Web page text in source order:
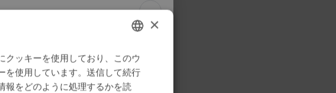
Permobilガイド
しください
ENGLISH
SWEDISH
×
クッキーを使用しており、このウ
を使用しています。送信して続行
報をどのように処理するかを読